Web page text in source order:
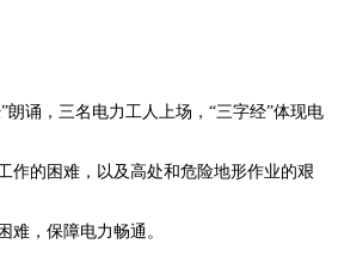
朗诵，三名电力工人上场，“三字经”体现电
作的困难，以及高处和危险地形作业的艰
难，保障电力畅通。